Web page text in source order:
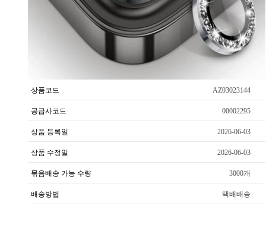
상품코드 AZ03023144
공급사코드 00002295
상품 등록일 2026-06-03
상품 수정일 2026-06-03
묶음배송 가능 수량 3000개
배송방법 택배배송